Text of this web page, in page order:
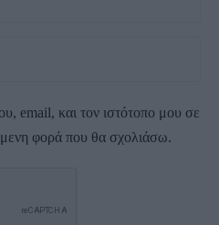
email, και τον ιστότοπο μου σε
φορά που θα σχολιάσω.